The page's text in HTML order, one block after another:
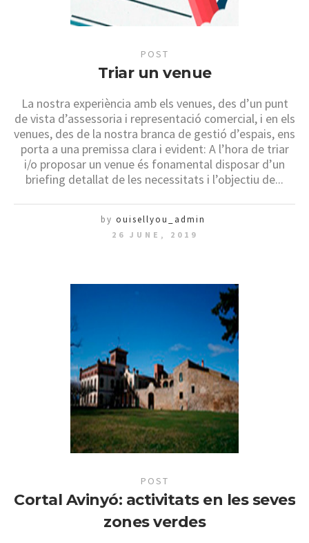
POST
Triar un venue
La nostra experiència amb els venues, des d’un punt
de vista d’assessoria i representació comercial, i en els
venues, des de la nostra branca de gestió d’espais, ens
porta a una premissa clara i evident: A l’hora de triar
i/o proposar un venue és fonamental disposar d’un
briefing detallat de les necessitats i l’objectiu de...
by ouisellyou_admin
26 JUNE, 2019
POST
Cortal Avinyó: activitats en les seves
zones verdes